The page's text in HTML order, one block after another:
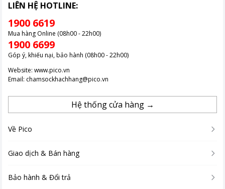
LIÊN HỆ HOTLINE:
1900 6619
Mua hàng Online (08h00 - 22h00)
1900 6699
Góp ý, khiếu nại, bảo hành (08h00 - 22h00)
Website: www.pico.vn
Email: chamsockhachhang@pico.vn
Hệ thống cửa hàng →
Về Pico
Giao dịch & Bán hàng
Bảo hành & Đổi trả